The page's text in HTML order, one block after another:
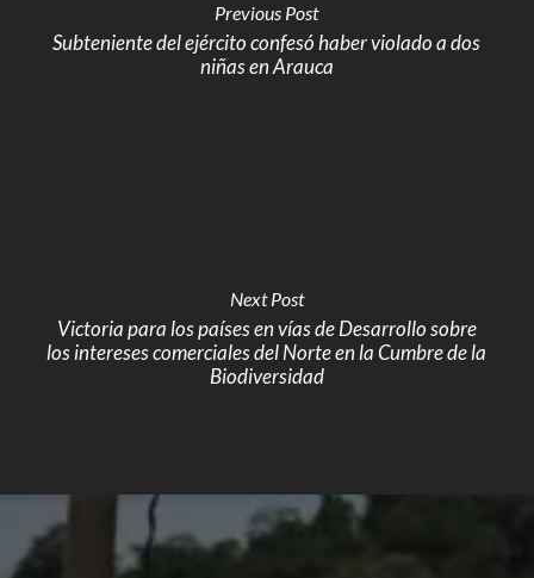
Previous Post
Subteniente del ejército confesó haber violado a dos
niñas en Arauca
Next Post
Victoria para los países en vías de Desarrollo sobre
los intereses comerciales del Norte en la Cumbre de la
Biodiversidad